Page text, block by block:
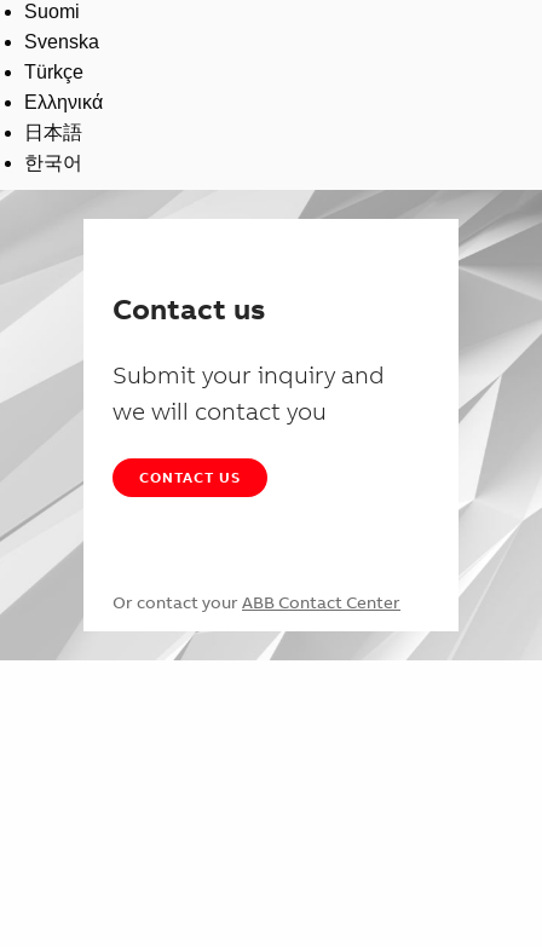
Suomi
Svenska
Türkçe
Ελληνικά
日本語
한국어
Contact us
Submit your inquiry and
we will contact you
CONTACT US
Or contact your ABB Contact Center